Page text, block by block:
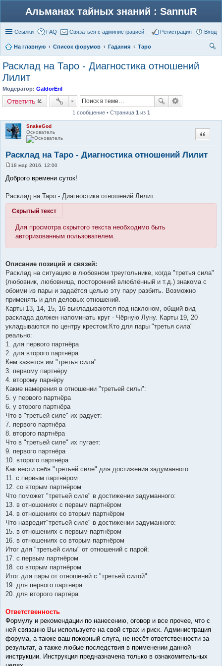
Альманах тайных знаний : SannuR
Ссылки FAQ Связаться с администрацией Вход
Регистрация
На главную Список форумов Гадания
Таро
Расклад на Таро - Диагностика отношений
Лилит
Модератор: GaldorEril
Ответить
1 сообщение • Страница 1 из 1
SnakeGod
Основатель
Расклад на Таро - Диагностика отношений Лилит
Цитата
о
е
и
18 мар 2016, 12:00
Доброго времени суток!
Расклад на Таро - Диагностика отношений Лилит.
Скрытый текст
Для просмотра скрытого текста необходимо быть
авторизованным пользователем.
Описание позиций и связей:
Расклад на ситуацию в любовном треугольнике, когда "третья сила"
(любовник, любовница, посторонний влюблённый и т.д.) знакома с
обоими из пары и задаётся целью эту пару разбить. Возможно
применять и для деловых отношений.
Карты 13, 14, 15, 16 выкладываются под наклоном, общий вид
расклада должен напоминать круг - Чёрную Луну. Карты 19, 20
укладываются по центру крестом:Кто для пары "третья сила"
реально:
1. для первого партнёра
2. для второго партнёра
Кем кажется им "третья сила":
3. первому партнёру
4. второму парнёру
Какие намерения в отношении "третьей силы":
5. у первого партнёра
6. у второго партнёра
Что в "третьей силе" их радует:
7. первого партнёра
8. второго партнёра
Что в "третьей силе" их пугает:
9. первого партнёра
10. второго партнёра
Как вести себя "третьей силе" для достижения задуманного:
11. с первым партнёром
12. со вторым партнёром
Что поможет "третьей силе" в достижении задуманного:
13. в отношениях с первым партнёром
14. в отношениях со вторым партнёром
Что навредит"третьей силе" в достижении задуманного:
15. в отношениях с первым партнёром
16. в отношениях со вторым партнёром
Итог для "третьей силы" от отношений с парой:
17. с первым партнёром
18. со вторым партнёром
Итог для пары от отношений с "третьей силой":
19. для первого партнёра
20. для второго партёра
Ответственность
Формулу и рекомендации по нанесению, оговор и все прочее, что с
ней связанно Вы используете на свой страх и риск. Администрация
форума, а также ваш покорный слуга, не несёт ответственности за
результат, а также любые последствия в применении данной
инструкции. Инструкция предназначена только в ознакомительных